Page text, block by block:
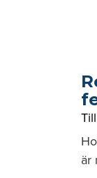
är